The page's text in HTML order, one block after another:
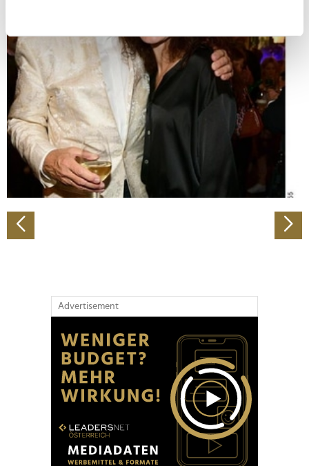
bestimmten Merkmalen (Fingerprinting) identifizieren
Erfahren Sie mehr darüber, wie Ihre persönlichen Daten
verarbeitet werden, und legen Sie Ihre Präferenzen im
Abschnitt Einzelheitenfest.
Wir verwenden Cookies, um Inhalte und Anzeigen zu
personalisieren, Funktionen für soziale Medien anbieten
zu können und die Zugriffe auf unsere Website zu
analysieren. Außerdem geben wir Informationen zu Ihrer
Verwendung unserer Website an unsere Partner für
soziale Medien, Werbung und Analysen weiter. Unsere
Partner führen diese Informationen möglicherweise mit
Advertisement